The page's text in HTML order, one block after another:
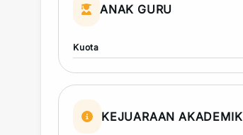
ANAK GURU
Kuota
KEJUARAAN AKADEMIK